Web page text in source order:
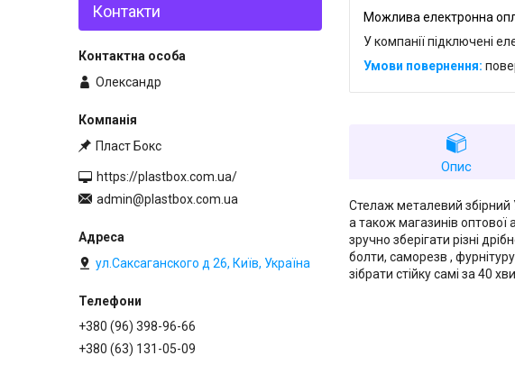
У компанії підключені
Опис
Стелаж металевий збірний
а також магазинів оптової
зручно зберігати різні
болти, саморезв ,
зібрати стійку самі за 40
Контакти
Олександр
Пласт Бокс
https://plastbox.com.ua/
admin@plastbox.com.ua
ул.Саксаганского д 26, Київ, Україна
+380 (96) 398-96-66
+380 (63) 131-05-09